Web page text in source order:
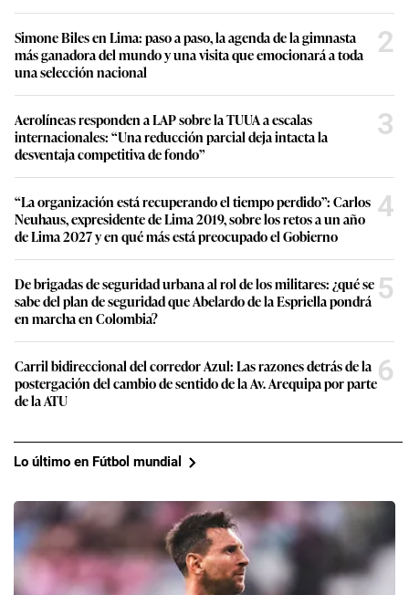
Simone Biles en Lima: paso a paso, la agenda de la gimnasta
más ganadora del mundo y una visita que emocionará a toda
una selección nacional
2
Aerolíneas responden a LAP sobre la TUUA a escalas
internacionales: “Una reducción parcial deja intacta la
desventaja competitiva de fondo”
3
“La organización está recuperando el tiempo perdido”: Carlos
Neuhaus, expresidente de Lima 2019, sobre los retos a un año
de Lima 2027 y en qué más está preocupado el Gobierno
4
De brigadas de seguridad urbana al rol de los militares: ¿qué se
sabe del plan de seguridad que Abelardo de la Espriella pondrá
en marcha en Colombia?
5
Carril bidireccional del corredor Azul: Las razones detrás de la
postergación del cambio de sentido de la Av. Arequipa por parte
de la ATU
6
Lo último en Fútbol mundial